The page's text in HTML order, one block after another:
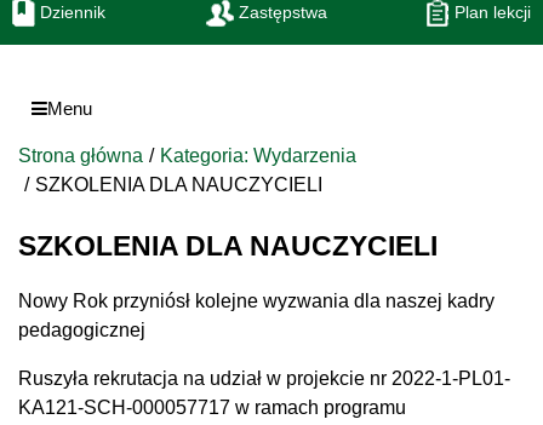
Dziennik Zastępstwa Plan lekcji
Menu
Strona główna
Kategoria: Wydarzenia
SZKOLENIA DLA NAUCZYCIELI
SZKOLENIA DLA NAUCZYCIELI
Nowy Rok przyniósł kolejne wyzwania dla naszej kadry
pedagogicznej
Ruszyła rekrutacja na udział w projekcie nr 2022-1-PL01-
KA121-SCH-000057717 w ramach programu